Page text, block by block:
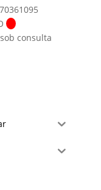
consulta